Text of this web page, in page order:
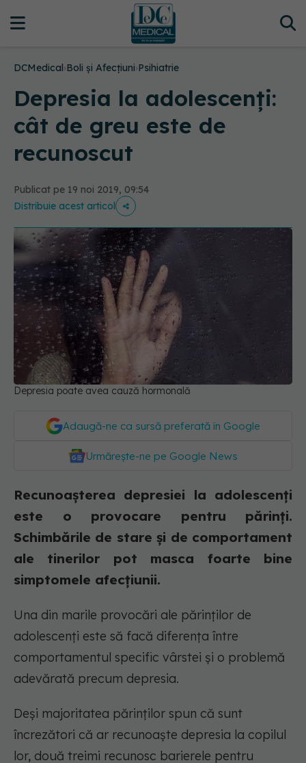
DCMedical›Boli și Afecțiuni›Psihiatrie
Depresia la adolescenți:
cât de greu este de
recunoscut
Publicat pe 19 noi 2019, 09:54
Distribuie acest articol
Depresia poate avea cauză hormonală
Adaugă-ne ca sursă preferată în Google
Urmărește-ne pe Google News
Recunoașterea depresiei la adolescenți
este o provocare pentru părinți.
Schimbările de stare și de comportament
ale tinerilor pot masca foarte bine
simptomele afecțiunii.
Una din marile provocări ale părinților de
adolescenți este să facă diferența între
comportamentul specific vârstei și o problemă
adevărată precum depresia.
Deși majoritatea părinților spun că sunt
încrezători că ar recunoaște depresia la copilul
lor, două treimi recunosc barierele pentru